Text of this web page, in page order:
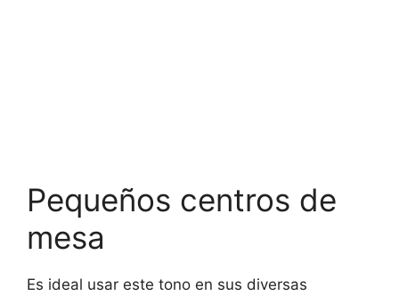
Pequeños centros de
mesa
Es ideal usar este tono en sus diversas